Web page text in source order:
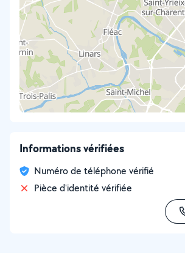
Informations vérifiées
Numéro de téléphone vérifié
Pièce d'identité vérifiée